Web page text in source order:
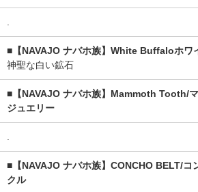
.
■【NAVAJO ナバホ族】White Buffaloホワ
神聖な白い鉱石
■【NAVAJO ナバホ族】Mammoth Tooth/
ジュエリー
.
■【NAVAJO ナバホ族】CONCHO BELT/コ
クル